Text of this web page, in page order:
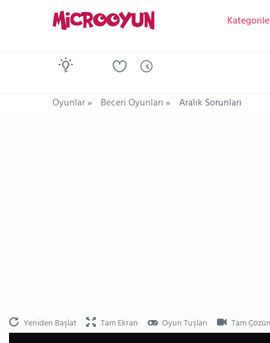
Oyunlar» Beceri Oyunları» Aralık Sorunları
Yeniden Başlat Tam Ekran Oyun Tuşları Tam